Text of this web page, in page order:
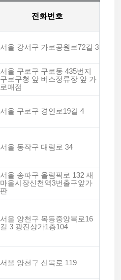
전화번호
서울 강서구 가로공원로72길 3
서울 구로구 구로동 435번지
구로구청 앞 버스정류장 앞 가
로매점
서울 구로구 경인로19길 4
서울 동작구 대림로 34
서울 송파구 올림픽로 132 새
마을시장신천역3번출구앞가
판
서울 양천구 목동중앙북로16
길 3 광진상가1층104
서울 양천구 신목로 119